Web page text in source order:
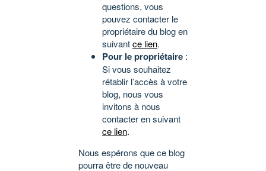
questions, vous
pouvez contacter le
propriétaire du blog en
suivantce lien.
Pour le propriétaire :
Si vous souhaitez
rétablir l’accès à votre
blog, nous vous
invitons à nous
contacter en suivant
ce lien.
Nous espérons que ce blog
pourra être de nouveau